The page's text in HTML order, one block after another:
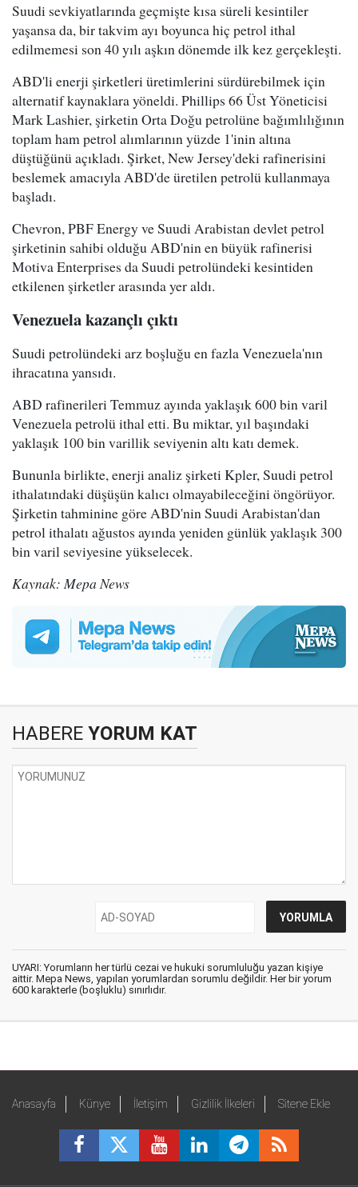
Suudi sevkiyatlarında geçmişte kısa süreli kesintiler
yaşansa da, bir takvim ayı boyunca hiç petrol ithal
edilmemesi son 40 yılı aşkın dönemde ilk kez gerçekleşti.
ABD'li enerji şirketleri üretimlerini sürdürebilmek için
alternatif kaynaklara yöneldi. Phillips 66 Üst Yöneticisi
Mark Lashier, şirketin Orta Doğu petrolüne bağımlılığının
toplam ham petrol alımlarının yüzde 1'inin altına
düştüğünü açıkladı. Şirket, New Jersey'deki rafinerisini
beslemek amacıyla ABD'de üretilen petrolü kullanmaya
başladı.
Chevron, PBF Energy ve Suudi Arabistan devlet petrol
şirketinin sahibi olduğu ABD'nin en büyük rafinerisi
Motiva Enterprises da Suudi petrolündeki kesintiden
etkilenen şirketler arasında yer aldı.
Venezuela kazançlı çıktı
Suudi petrolündeki arz boşluğu en fazla Venezuela'nın
ihracatına yansıdı.
ABD rafinerileri Temmuz ayında yaklaşık 600 bin varil
Venezuela petrolü ithal etti. Bu miktar, yıl başındaki
yaklaşık 100 bin varillik seviyenin altı katı demek.
Bununla birlikte, enerji analiz şirketi Kpler, Suudi petrol
ithalatındaki düşüşün kalıcı olmayabileceğini öngörüyor.
Şirketin tahminine göre ABD'nin Suudi Arabistan'dan
petrol ithalatı ağustos ayında yeniden günlük yaklaşık 300
bin varil seviyesine yükselecek.
Kaynak: Mepa News
HABERE YORUM KAT
UYARI: Yorumların her türlü cezai ve hukuki sorumluluğu yazan kişiye
aittir. Mepa News, yapılan yorumlardan sorumlu değildir. Her bir yorum
600 karakterle (boşluklu) sınırlıdır.
Anasayfa Künye İletişim Gizlilik İlkeleri Sitene Ekle